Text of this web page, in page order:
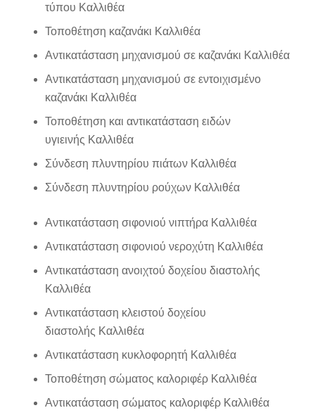
τύπου Καλλιθέα
Τοποθέτηση καζανάκι Καλλιθέα
Αντικατάσταση μηχανισμού σε καζανάκι Καλλιθέα
Αντικατάσταση μηχανισμού σε εντοιχισμένο
καζανάκι Καλλιθέα
Τοποθέτηση και αντικατάσταση ειδών
υγιεινής Καλλιθέα
Σύνδεση πλυντηρίου πιάτων Καλλιθέα
Σύνδεση πλυντηρίου ρούχων Καλλιθέα
Αντικατάσταση σιφονιού νιπτήρα Καλλιθέα
Αντικατάσταση σιφονιού νεροχύτη Καλλιθέα
Αντικατάσταση ανοιχτού δοχείου διαστολής
Καλλιθέα
Αντικατάσταση κλειστού δοχείου
διαστολής Καλλιθέα
Αντικατάσταση κυκλοφορητή Καλλιθέα
Τοποθέτηση σώματος καλοριφέρ Καλλιθέα
Αντικατάσταση σώματος καλοριφέρ Καλλιθέα